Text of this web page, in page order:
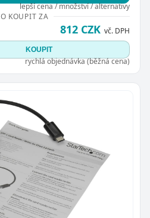
lepší cena / množství / alternativy
KOUPIT ZA
812 CZK vč. DPH
KOUPIT
rychlá objednávka (běžná cena)